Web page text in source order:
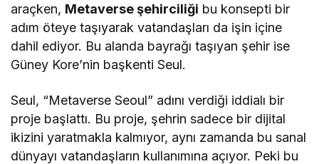
araçken, Metaverse şehirciliği bu konsepti bir
adım öteye taşıyarak vatandaşları da işin içine
dahil ediyor. Bu alanda bayrağı taşıyan şehir ise
Güney Kore’nin başkenti Seul.
Seul, “Metaverse Seoul” adını verdiği iddialı bir
proje başlattı. Bu proje, şehrin sadece bir dijital
ikizini yaratmakla kalmıyor, aynı zamanda bu sanal
dünyayı vatandaşların kullanımına açıyor. Peki bu